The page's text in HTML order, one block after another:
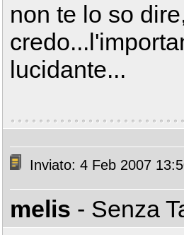
non te lo so
lucidante...
Inviato: 4 Feb 2007
melis - Senza